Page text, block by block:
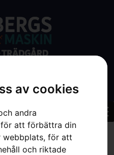
av cookies
andra
att förbättra din
webbplats, för att
och riktade